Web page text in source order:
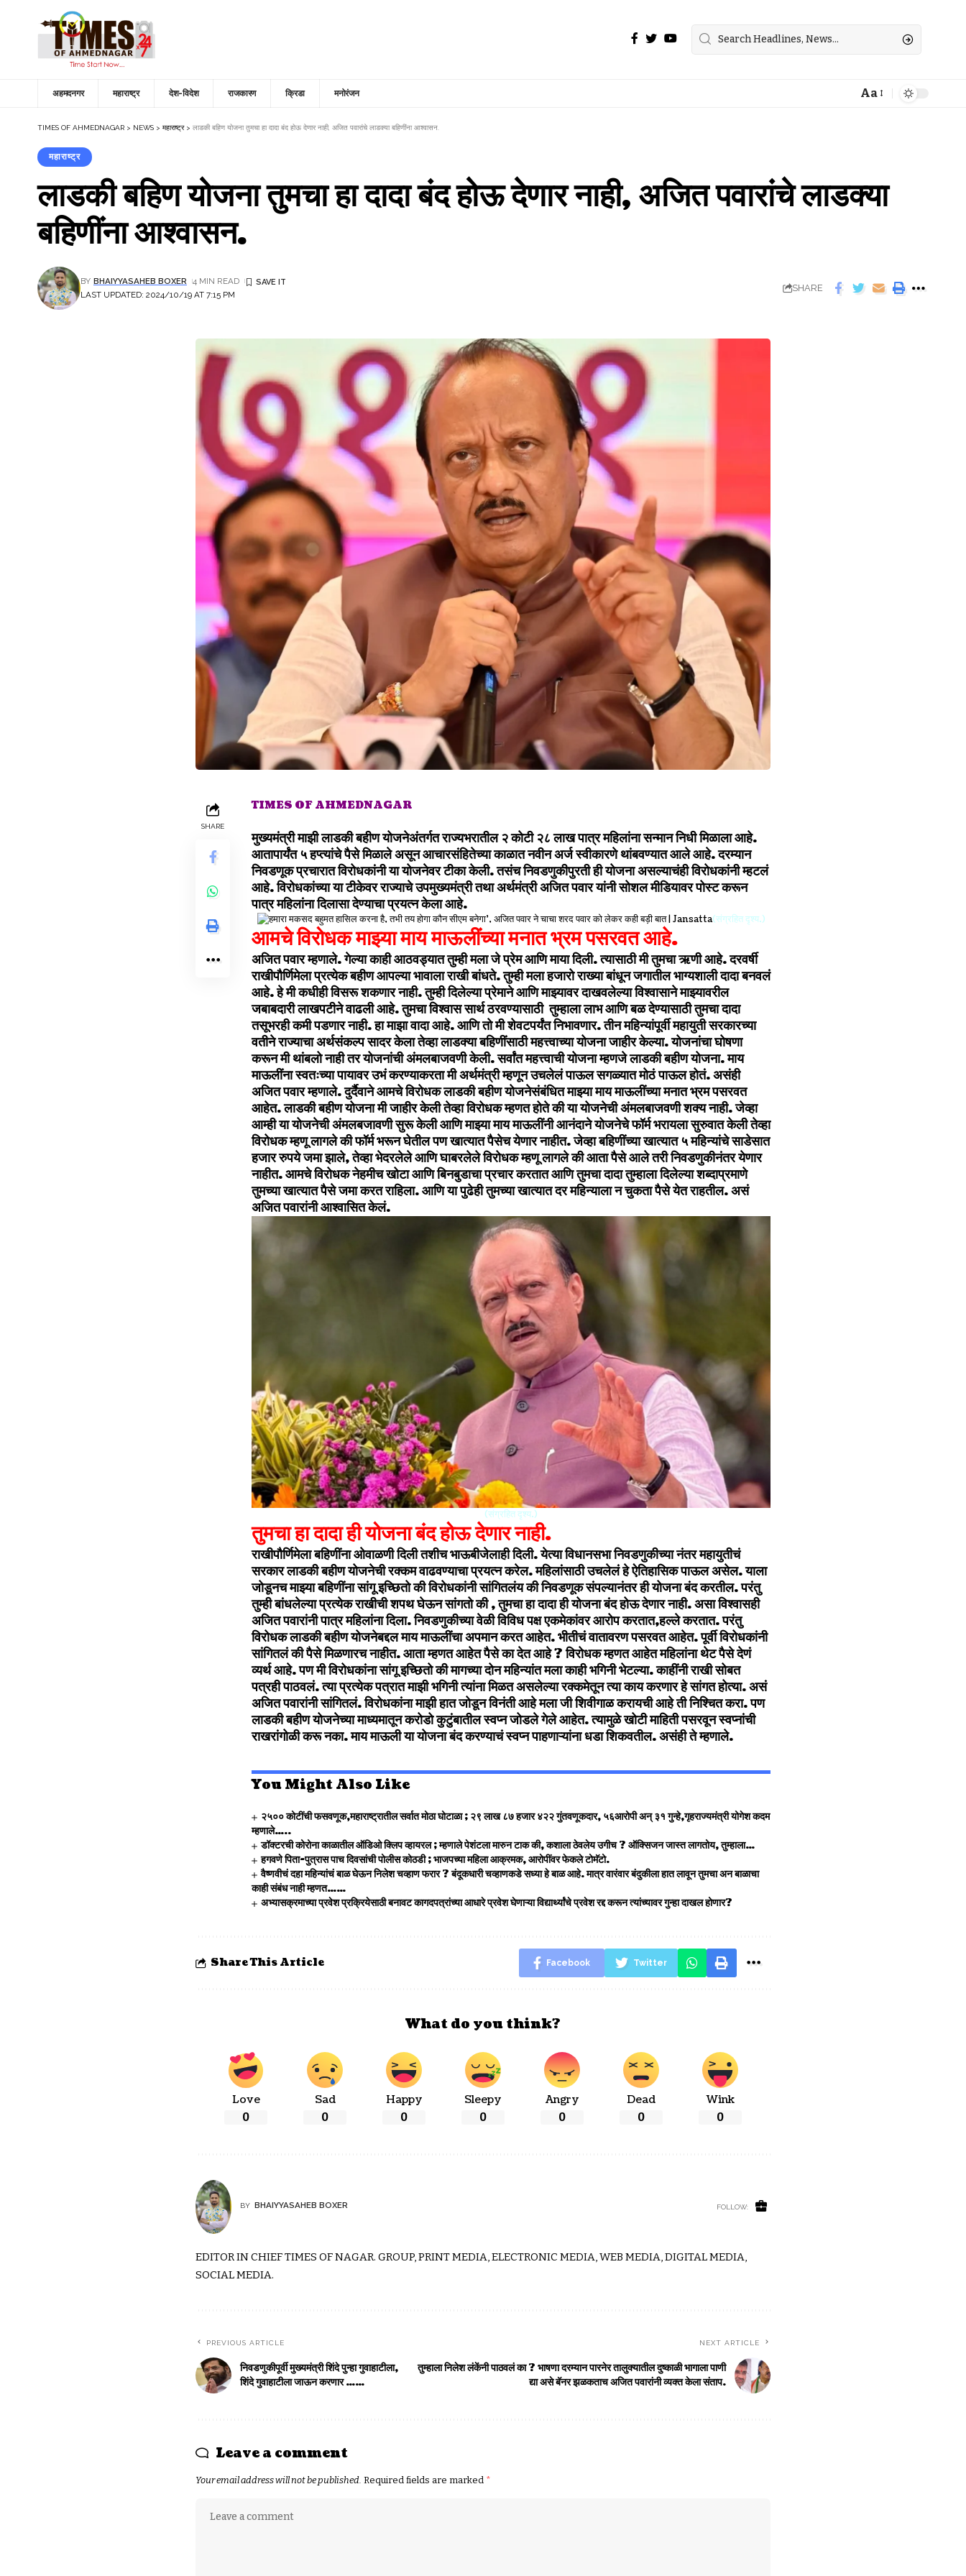
अहमदनगर महाराष्ट्र देश-विदेश राजकारण क्रिडा मनोरंजन Aa
TIMES OF AHMEDNAGAR > NEWS > महाराष्ट्र> लाडकी बहिण योजना तुमचा हा दादा बंद होऊ देणार नाही, अजित पवारांचे लाडक्या बहिणींना आश्वासन.
महाराष्ट्र
लाडकी बहिण योजना तुमचा हा दादा बंद होऊ देणार नाही, अजित पवारांचे लाडक्या
बहिणींना आश्वासन.
LAST UPDATED: 2024/10/19 AT 7:15 PM
BY BHAIYYASAHEB BOXER 4 MIN READ
SHARE
SHARE
TIMES OF AHMEDNAGAR
मुख्यमंत्री माझी लाडकी बहीण योजनेअंतर्गत राज्यभरातील २ कोटी २८ लाख पात्र महिलांना सन्मान निधी मिळाला आहे.
आतापार्यंत ५ हप्त्यांचे पैसे मिळाले असून आचारसंहितेच्या काळात नवीन अर्ज स्वीकारणे थांबवण्यात आले आहे. दरम्यान
निवडणूक प्रचारात विरोधकांनी या योजनेवर टीका केली. तसंच निवडणुकीपुरती ही योजना असल्याचंही विरोधकांनी म्हटलं
आहे. विरोधकांच्या या टीकेवर राज्याचे उपमुख्यमंत्री तथा अर्थमंत्री अजित पवार यांनी सोशल मीडियावर पोस्ट करून
पात्र महिलांना दिलासा देण्याचा प्रयत्न केला आहे.
(संग्रहित दृश्य.)
आमचे विरोधक माझ्या माय माऊलींच्या मनात भ्रम पसरवत आहे.
अजित पवार म्हणाले. गेल्या काही आठवड्यात तुम्ही मला जे प्रेम आणि माया दिली. त्यासाठी मी तुमचा ऋणी आहे. दरवर्षी
राखीपौर्णिमेला प्रत्येक बहीण आपल्या भावाला राखी बांधते. तुम्ही मला हजारो राख्या बांधून जगातील भाग्यशाली दादा बनवलं
आहे. हे मी कधीही विसरू शकणार नाही. तुम्ही दिलेल्या प्रेमाने आणि माझ्यावर दाखवलेल्या विश्वासाने माझ्यावरील
जबाबदारी लाखपटीने वाढली आहे. तुमचा विश्वास सार्थ ठरवण्यासाठी तुम्हाला लाभ आणि बळ देण्यासाठी तुमचा दादा
तसूभरही कमी पडणार नाही. हा माझा वादा आहे. आणि तो मी शेवटपर्यंत निभावणार. तीन महिन्यांपूर्वी महायुती सरकारच्या
वतीने राज्याचा अर्थसंकल्प सादर केला तेव्हा लाडक्या बहिणींसाठी महत्त्वाच्या योजना जाहीर केल्या. योजनांचा घोषणा
करून मी थांबलो नाही तर योजनांची अंमलबाजवणी केली. सर्वांत महत्त्वाची योजना म्हणजे लाडकी बहीण योजना. माय
माऊलींना स्वतःच्या पायावर उभं करण्याकरता मी अर्थमंत्री म्हणून उचलेलं पाऊल सगळ्यात मोठं पाऊल होतं. असंही
अजित पवार म्हणाले. दुर्दैवाने आमचे विरोधक लाडकी बहीण योजनेसंबंधित माझ्या माय माऊलींच्या मनात भ्रम पसरवत
आहेत. लाडकी बहीण योजना मी जाहीर केली तेव्हा विरोधक म्हणत होते की या योजनेची अंमलबाजवणी शक्य नाही. जेव्हा
आम्ही या योजनेची अंमलबजावणी सुरू केली आणि माझ्या माय माऊलींनी आनंदाने योजनेचे फॉर्म भरायला सुरुवात केली तेव्हा
विरोधक म्हणू लागले की फॉर्म भरून घेतील पण खात्यात पैसेच येणार नाहीत. जेव्हा बहि‍णींच्या खात्यात ५ महिन्यांचे साडेसात
हजार रुपये जमा झाले, तेव्हा भेदरलेले आणि घाबरलेले विरोधक म्हणू लागले की आता पैसे आले तरी निवडणुकीनंतर येणार
नाहीत. आमचे विरोधक नेहमीच खोटा आणि बिनबुडाचा प्रचार करतात आणि तुमचा दादा तुम्हाला दिलेल्या शब्दाप्रमाणे
तुमच्या खात्यात पैसे जमा करत राहिला. आणि या पुढेही तुमच्या खात्यात दर महिन्याला न चुकता पैसे येत राहतील. असं
अजित पवारांनी आश्वासित केलं.
(संग्रहित दृश्य.)
तुमचा हा दादा ही योजना बंद होऊ देणार नाही.
राखीपौर्णिमेला बहि‍णींना ओवाळणी दिली तशीच भाऊबीजेलाही दिली. येत्या विधानसभा निवडणुकीच्या नंतर महायुतीचं
सरकार लाडकी बहीण योजनेची रक्कम वाढवण्याचा प्रयत्न करेल. महिलांसाठी उचलेलं हे ऐतिहासिक पाऊल असेल. याला
जोडूनच माझ्या बहिणींना सांगू इच्छितो की विरोधकांनी सांगितलंय की निवडणूक संपल्यानंतर ही योजना बंद करतील. परंतु
तुम्ही बांधलेल्या प्रत्येक राखीची शपथ घेऊन सांगतो की , तुमचा हा दादा ही योजना बंद होऊ देणार नाही. असा विश्वासही
अजित पवारांनी पात्र महिलांना दिला. निवडणुकीच्या वेळी विविध पक्ष एकमेकांवर आरोप करतात,हल्ले करतात. परंतु
विरोधक लाडकी बहीण योजनेबद्दल माय माऊलींचा अपमान करत आहेत. भीतीचं वातावरण पसरवत आहेत. पूर्वी विरोधकांनी
सांगितलं की पैसे मिळणारच नाहीत. आता म्हणत आहेत पैसे का देत आहे ? विरोधक म्हणत आहेत महिलांना थेट पैसे देणं
व्यर्थ आहे. पण मी विरोधकांना सांगू इच्छितो की मागच्या दोन महिन्यांत मला काही भगिनी भेटल्या. काहींनी राखी सोबत
पत्रही पाठवलं. त्या प्रत्येक पत्रात माझी भगिनी त्यांना मिळत असलेल्या रक्कमेतून त्या काय करणार हे सांगत होत्या. असं
अजित पवारांनी सांगितलं. विरोधकांना माझी हात जोडून विनंती आहे मला जी शिवीगाळ करायची आहे ती निश्चित करा. पण
लाडकी बहीण योजनेच्या माध्यमातून करोडो कुटुंबातील स्वप्न जोडले गेले आहेत. त्यामुळे खोटी माहिती पसरवून स्वप्नांची
राखरांगोळी करू नका. माय माऊली या योजना बंद करण्याचं स्वप्न पाहणाऱ्यांना धडा शिकवतील. असंही ते म्हणाले.
You Might Also Like
२५०० कोटींची फसवणूक,महाराष्ट्रातील सर्वात मोठा घोटाळा ; २९ लाख ८७ हजार ४२२ गुंतवणूकदार, ५६आरोपी अन् ३१ गुन्हे,गृहराज्यमंत्री योगेश कदम
म्हणाले…..
डॉक्टरची कोरोना काळातील ऑडिओ क्लिप व्हायरल ; म्हणाले पेशंटला मारुन टाक की, कशाला ठेवलेय उगीच ? ऑक्सिजन जास्त लागतोय, तुम्हाला…
हगवणे पिता-पुत्रास पाच दिवसांची पोलीस कोठडी ; भाजपच्या महिला आक्रमक, आरोपींवर फेकले टोमॅटो.
वैष्णवीचं दहा महिन्यांचं बाळ घेऊन निलेश चव्हाण फरार ? बंदूकधारी चव्हाणकडे सध्या हे बाळ आहे. मात्र वारंवार बंदुकीला हात लावून तुमचा अन बाळाचा
काही संबंध नाही म्हणत……
अभ्यासक्रमाच्या प्रवेश प्रक्रियेसाठी बनावट कागदपत्रांच्या आधारे प्रवेश घेणाऱ्या विद्यार्थ्यांचे प्रवेश रद्द करून त्यांच्यावर गुन्हा दाखल होणार?
Share This Article Facebook Twitter
What do you think?
Love
0
Sad
0
Happy
0
Sleepy
0
Angry
0
Dead
0
Wink
0
BY BHAIYYASAHEB BOXER FOLLOW:
EDITOR IN CHIEF TIMES OF NAGAR. GROUP, PRINT MEDIA, ELECTRONIC MEDIA, WEB MEDIA, DIGITAL MEDIA,
SOCIAL MEDIA.
PREVIOUS ARTICLE
निवडणुकीपूर्वी मुख्यमंत्री शिंदे पुन्हा गुवाहाटीला,
शिंदे गुवाहाटीला जाऊन करणार ……
NEXT ARTICLE
तुम्हाला निलेश लंकेंनी पाठवलं का ? भाषणा दरम्यान पारनेर तालुक्यातील दुष्काळी भागाला पाणी
द्या असे बॅनर झळकताच अजित पवारांनी व्यक्त केला संताप.
Leave a comment
Your email address will not be published. Required fields are marked *